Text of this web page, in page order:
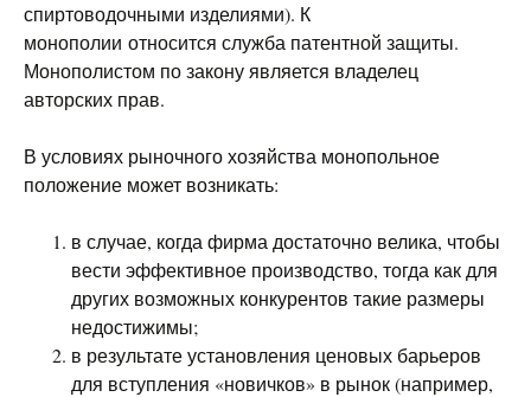
спиртоводочными изделиями). К
монополии относится служба патентной защиты.
Монополистом по закону является владелец
авторских прав.
В условиях рыночного хозяйства монопольное
положение может возникать:
в случае, когда фирма достаточно велика, чтобы
вести эффективное производство, тогда как для
других возможных конкурентов такие размеры
недостижимы;
в результате установления ценовых барьеров
для вступления «новичков» в рынок (например,